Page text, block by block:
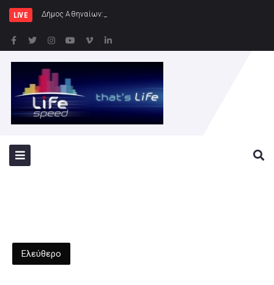
LIVE Δήμος Αθηναίων: Συνεχίζονται οι εντατικο
Ελεύθερο